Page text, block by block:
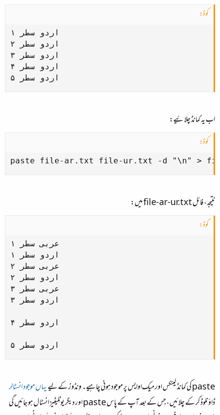
کوڈ:
اردو سطر ۱
اردو سطر ۲
اردو سطر ۳
اردو سطر ۴
اردو سطر ۵
اب یہ کمانڈ چلائیے:
کوڈ:
paste file-ar.txt file-ur.txt -d "\n" >
نتیجہ، فائلfile-ar-ur.txtمیں:
کوڈ:
عربی سطر ۱
اردو سطر ۱
عربی سطر ۲
اردو سطر ۲
عربی سطر ۳
اردو سطر ۳
اردو سطر ۴
اردو سطر ۵
pasteکی کمانڈ لینکس اور میک‌او‌ایس پر موجود ہونی چاہیے۔ وِنڈوز کے لیےیہاں موجود انسٹالر
ڈاؤنلوڈ کر کے چلائیں، جس کے بعد آپ کے پاسpasteاور دیگر یوٹِلیٹیز انسٹال ہو جائیں گی